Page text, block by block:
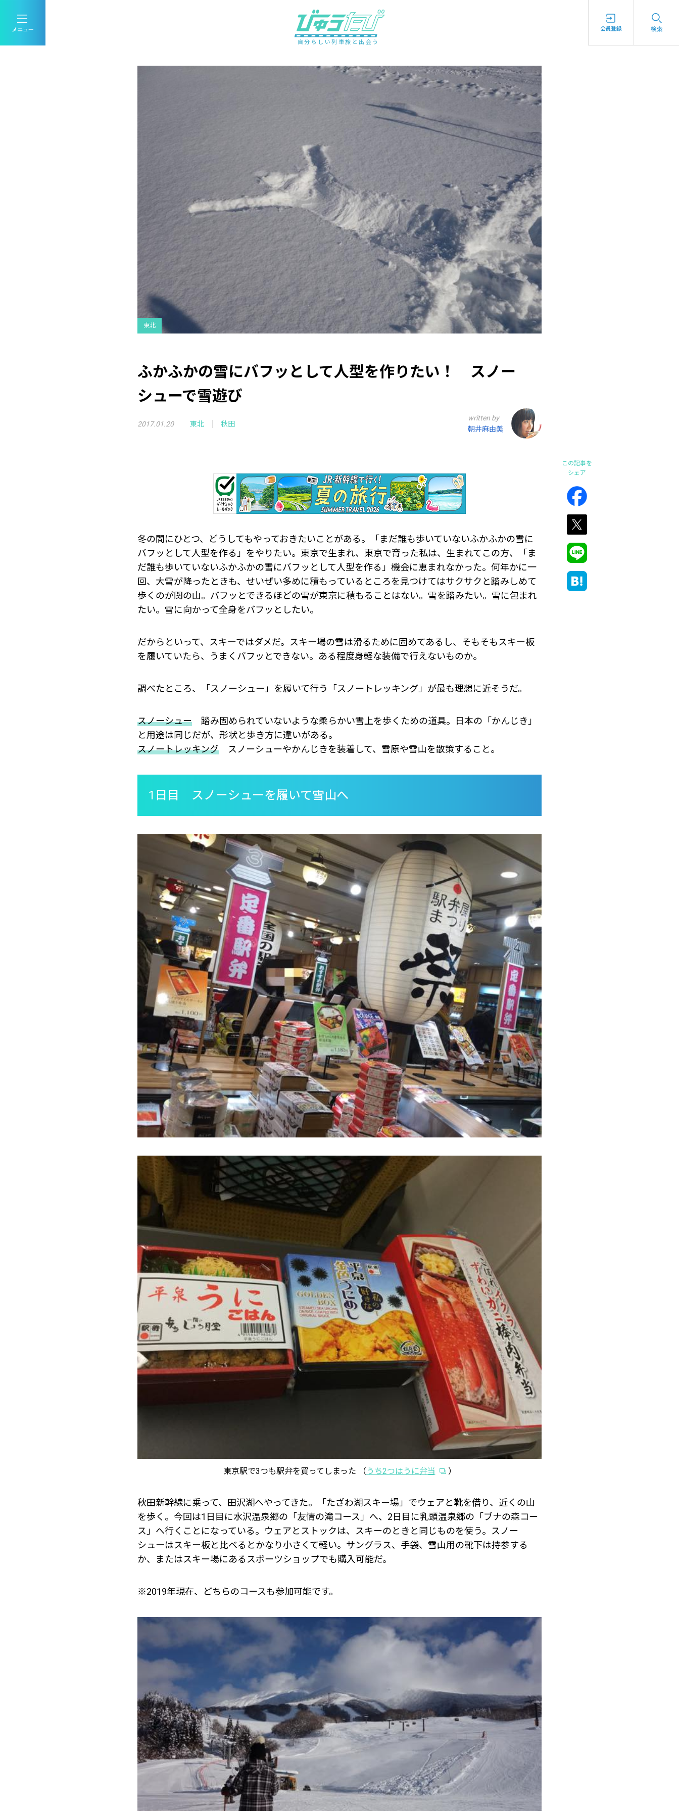
自分らしい列車旅と出会う
東北
ふかふかの雪にバフッとして人型を作りたい！ スノー
シューで雪遊び
2017.01.20 東北 秋田
written by
朝井麻由美
冬の間にひとつ、どうしてもやっておきたいことがある。「まだ誰も歩いていないふかふかの雪に
バフッとして人型を作る」をやりたい。東京で生まれ、東京で育った私は、生まれてこの方、「ま
だ誰も歩いていないふかふかの雪にバフッとして人型を作る」機会に恵まれなかった。何年かに一
回、大雪が降ったときも、せいぜい多めに積もっているところを見つけてはサクサクと踏みしめて
歩くのが関の山。バフッとできるほどの雪が東京に積もることはない。雪を踏みたい。雪に包まれ
たい。雪に向かって全身をバフッとしたい。
だからといって、スキーではダメだ。スキー場の雪は滑るために固めてあるし、そもそもスキー板
を履いていたら、うまくバフッとできない。ある程度身軽な装備で行えないものか。
調べたところ、「スノーシュー」を履いて行う「スノートレッキング」が最も理想に近そうだ。
スノーシュー 踏み固められていないような柔らかい雪上を歩くための道具。日本の「かんじき」
と用途は同じだが、形状と歩き方に違いがある。
スノートレッキング スノーシューやかんじきを装着して、雪原や雪山を散策すること。
1日目 スノーシューを履いて雪山へ
東京駅で3つも駅弁を買ってしまった （ うち2つはうに弁当 ）
秋田新幹線に乗って、田沢湖へやってきた。「たざわ湖スキー場」でウェアと靴を借り、近くの山
を歩く。今回は1日目に水沢温泉郷の「友情の滝コース」へ、2日目に乳頭温泉郷の「ブナの森コー
ス」へ行くことになっている。ウェアとストックは、スキーのときと同じものを使う。スノー
シューはスキー板と比べるとかなり小さくて軽い。サングラス、手袋、雪山用の靴下は持参する
か、またはスキー場にあるスポーツショップでも購入可能だ。
※2019年現在、どちらのコースも参加可能です。
この記事を
シェア